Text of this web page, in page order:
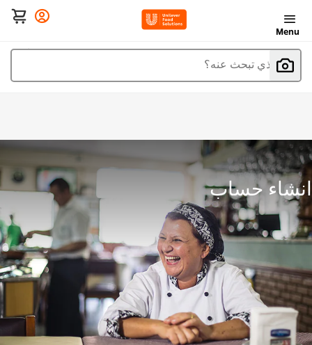
Menu
ما الذي تبحث عنه؟
انشاء حساب